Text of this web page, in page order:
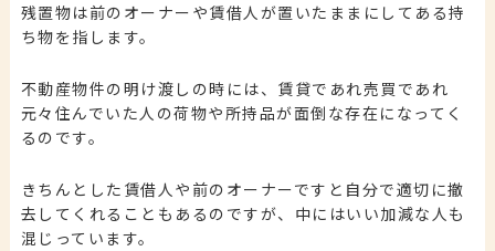
残置物は前のオーナーや賃借人が置いたままにしてある持
ち物を指します。
不動産物件の明け渡しの時には、賃貸であれ売買であれ
元々住んでいた人の荷物や所持品が面倒な存在になってく
るのです。
きちんとした賃借人や前のオーナーですと自分で適切に撤
去してくれることもあるのですが、中にはいい加減な人も
混じっています。